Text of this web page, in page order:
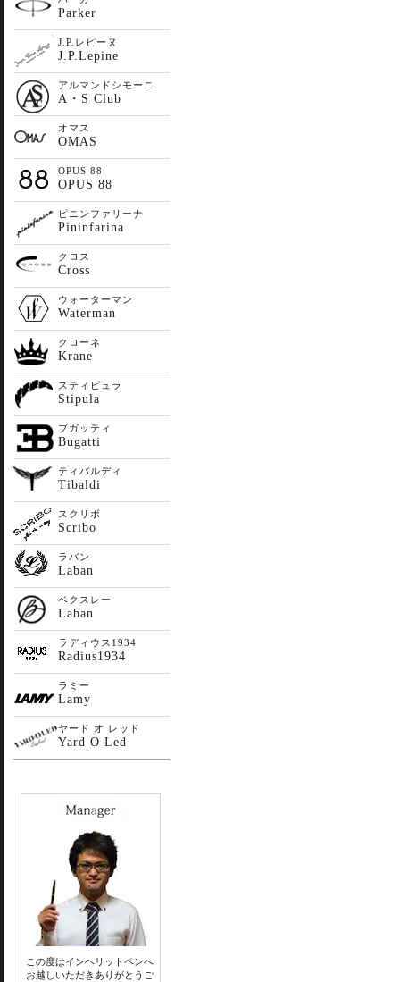
Parker
J.P.レピーヌ
J.P.Lepine
アルマンドシモーニ
A・S Club
オマス
OMAS
OPUS 88
OPUS 88
ピニンファリーナ
Pininfarina
クロス
Cross
ウォーターマン
Waterman
クローネ
Krane
スティピュラ
Stipula
ブガッティ
Bugatti
ティバルディ
Tibaldi
スクリボ
Scribo
ラバン
Laban
ベクスレー
Laban
ラディウス1934
Radius1934
ラミー
Lamy
ヤード オ レッド
Yard O Led
この度はインヘリットペンへ
お越しいただきありがとうご